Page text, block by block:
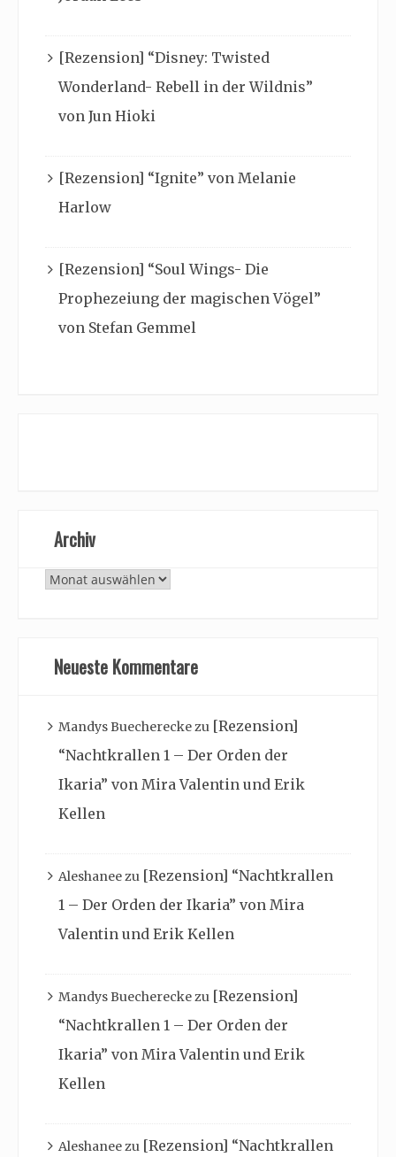
[Rezension] “Disney: Twisted
Wonderland- Rebell in der Wildnis”
von Jun Hioki
[Rezension] “Ignite” von Melanie
Harlow
[Rezension] “Soul Wings- Die
Prophezeiung der magischen Vögel”
von Stefan Gemmel
Archiv
Archiv
Neueste Kommentare
Mandys Buechereckezu [Rezension]
“Nachtkrallen 1 – Der Orden der
Ikaria” von Mira Valentin und Erik
Kellen
Aleshaneezu [Rezension] “Nachtkrallen
1 – Der Orden der Ikaria” von Mira
Valentin und Erik Kellen
Mandys Buechereckezu [Rezension]
“Nachtkrallen 1 – Der Orden der
Ikaria” von Mira Valentin und Erik
Kellen
Aleshaneezu [Rezension] “Nachtkrallen